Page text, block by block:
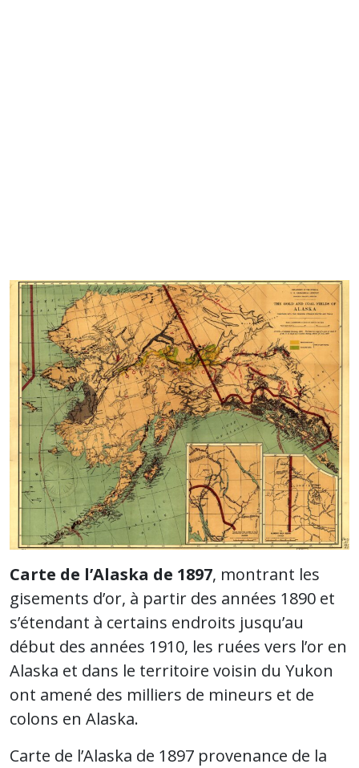
Carte de l’Alaska de 1897, montrant les
gisements d’or, à partir des années 1890 et
s’étendant à certains endroits jusqu’au
début des années 1910, les ruées vers l’or en
Alaska et dans le territoire voisin du Yukon
ont amené des milliers de mineurs et de
colons en Alaska.
Carte de l’Alaska de 1897 provenance de la